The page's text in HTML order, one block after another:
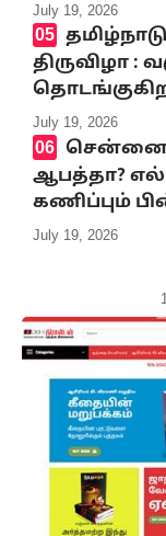
July 19, 2026
திருவிழா :
July 19, 2026
ஆபத்தா?
கணிப்பும்
July 19, 2026